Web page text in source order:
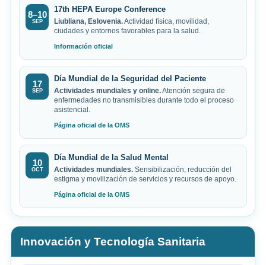
8–10
SEP
17th HEPA Europe Conference
Liubliana, Eslovenia.Actividad física, movilidad,
ciudades y entornos favorables para la salud.
Información oficial
17
SEP
Día Mundial de la Seguridad del Paciente
Actividades mundiales y online.Atención segura de
enfermedades no transmisibles durante todo el proceso
asistencial.
Página oficial de la OMS
10
OCT
Día Mundial de la Salud Mental
Actividades mundiales. Sensibilización, reducción del
estigma y movilización de servicios y recursos de apoyo.
Página oficial de la OMS
Innovación y Tecnología Sanitaria